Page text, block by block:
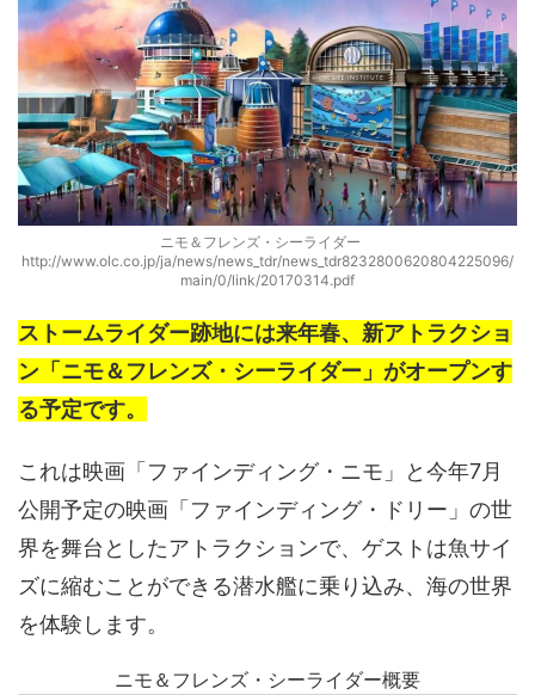
ニモ＆フレンズ・シーライダー
http://www.olc.co.jp/ja/news/news_tdr/news_tdr8232800620804225096/
main/0/link/20170314.pdf
ストームライダー跡地には来年春、新アトラクショ
ン「ニモ＆フレンズ・シーライダー」がオープンす
る予定です。
これは映画「ファインディング・ニモ」と今年7月
公開予定の映画「ファインディング・ドリー」の世
界を舞台としたアトラクションで、ゲストは魚サイ
ズに縮むことができる潜水艦に乗り込み、海の世界
を体験します。
ニモ＆フレンズ・シーライダー概要